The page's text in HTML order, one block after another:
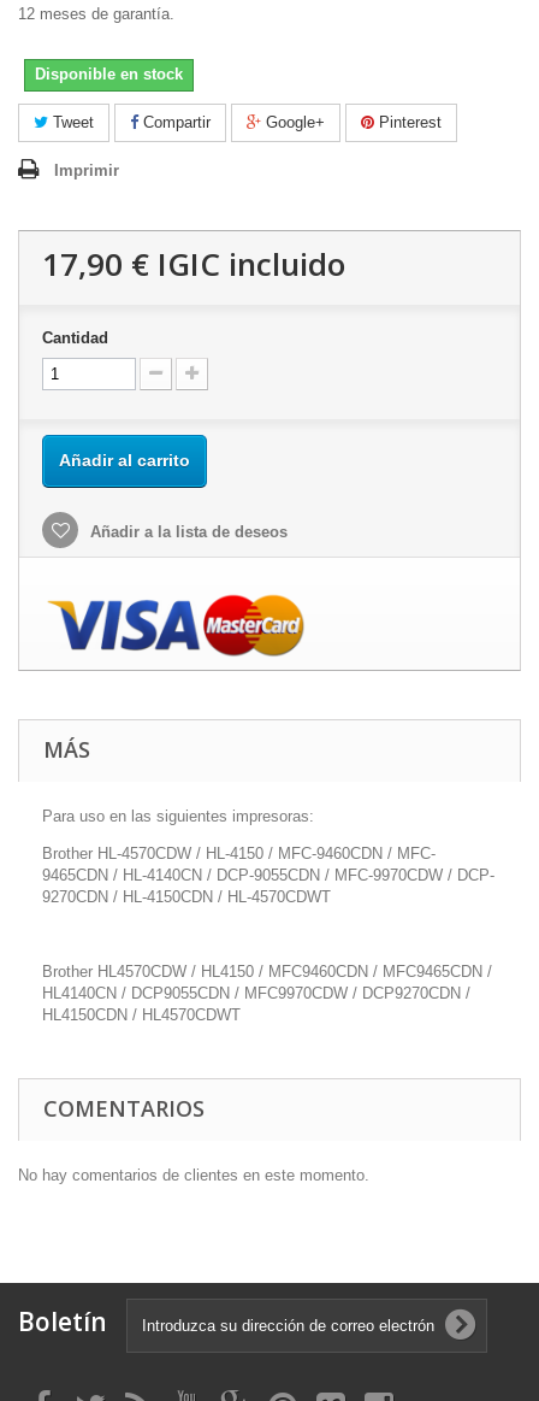
12 meses de garantía.
Disponible en stock
Tweet Compartir Google+ Pinterest
Imprimir
17,90 € IGIC incluido
Cantidad
Añadir al carrito
Añadir a la lista de deseos
MÁS
Para uso en las siguientes impresoras:
Brother HL-4570CDW / HL-4150 / MFC-9460CDN / MFC-
9465CDN / HL-4140CN / DCP-9055CDN / MFC-9970CDW / DCP-
9270CDN / HL-4150CDN / HL-4570CDWT
Brother HL4570CDW / HL4150 / MFC9460CDN / MFC9465CDN /
HL4140CN / DCP9055CDN / MFC9970CDW / DCP9270CDN /
HL4150CDN / HL4570CDWT
COMENTARIOS
No hay comentarios de clientes en este momento.
Boletín